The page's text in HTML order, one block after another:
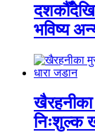
दशकौँदेखि
भविष्य
खैरहनीका
निःशुल्क